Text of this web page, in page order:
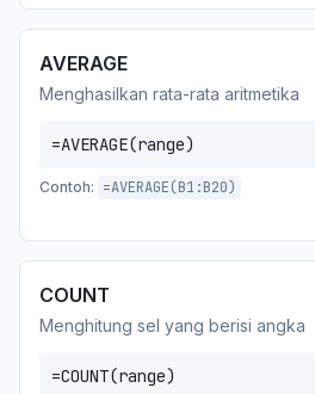
AVERAGE
Menghasilkan rata-rata aritmetika
=AVERAGE(range)
Contoh: =AVERAGE(B1:B20)
COUNT
Menghitung sel yang berisi angka
=COUNT(range)